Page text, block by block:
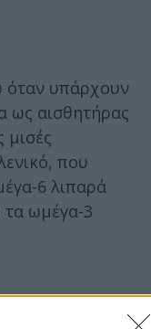
όταν υπάρχουν
ως αισθητήρας
μισές
που
6 λιπαρά
τα ωμέγα-3